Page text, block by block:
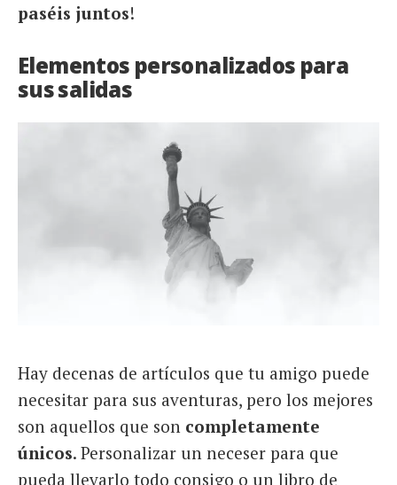
paséis juntos!
Elementos personalizados para
sus salidas
Hay decenas de artículos que tu amigo puede
necesitar para sus aventuras, pero los mejores
son aquellos que son completamente
únicos. Personalizar un neceser para que
pueda llevarlo todo consigo o un libro de